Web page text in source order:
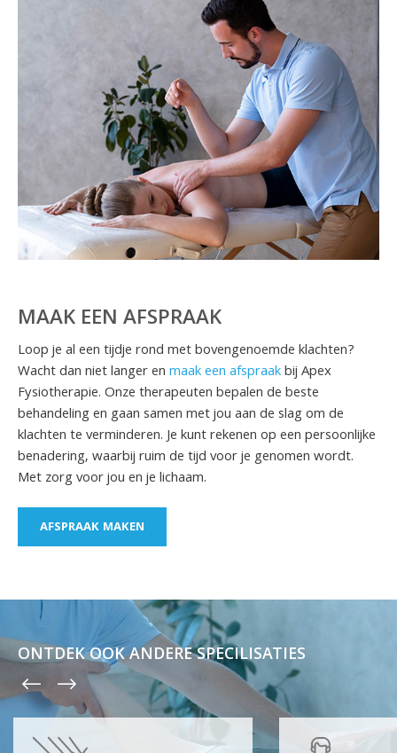
MAAK EEN AFSPRAAK
Loop je al een tijdje rond met bovengenoemde klachten?
Wacht dan niet langer enmaak een afspraakbij Apex
Fysiotherapie. Onze therapeuten bepalen de beste
behandeling en gaan samen met jou aan de slag om de
klachten te verminderen. Je kunt rekenen op een persoonlijke
benadering, waarbij ruim de tijd voor je genomen wordt.
Met zorg voor jou en je lichaam.
AFSPRAAK MAKEN
ONTDEK OOK ANDERE SPECILISATIES